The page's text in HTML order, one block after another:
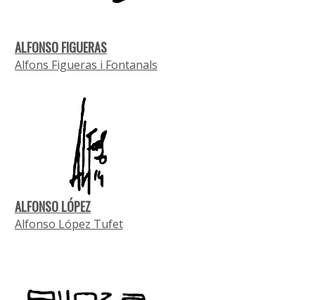
ALFONSO FIGUERAS
Alfons Figueras i Fontanals
ALFONSO LÓPEZ
Alfonso López Tufet